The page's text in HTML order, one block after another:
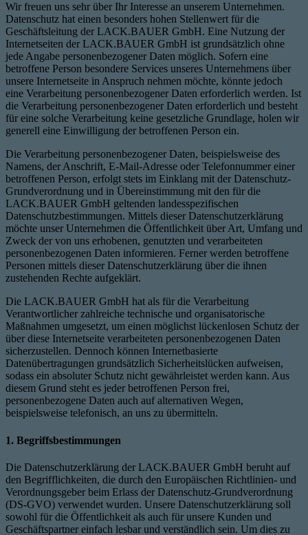
Wir freuen uns sehr über Ihr Interesse an unserem Unternehmen.
Datenschutz hat einen besonders hohen Stellenwert für die
Geschäftsleitung der LACK.BAUER GmbH. Eine Nutzung der
Internetseiten der LACK.BAUER GmbH ist grundsätzlich ohne
jede Angabe personenbezogener Daten möglich. Sofern eine
betroffene Person besondere Services unseres Unternehmens über
unsere Internetseite in Anspruch nehmen möchte, könnte jedoch
eine Verarbeitung personenbezogener Daten erforderlich werden. Ist
die Verarbeitung personenbezogener Daten erforderlich und besteht
für eine solche Verarbeitung keine gesetzliche Grundlage, holen wir
generell eine Einwilligung der betroffenen Person ein.
Die Verarbeitung personenbezogener Daten, beispielsweise des
Namens, der Anschrift, E-Mail-Adresse oder Telefonnummer einer
betroffenen Person, erfolgt stets im Einklang mit der Datenschutz-
Grundverordnung und in Übereinstimmung mit den für die
LACK.BAUER GmbH geltenden landesspezifischen
Datenschutzbestimmungen. Mittels dieser Datenschutzerklärung
möchte unser Unternehmen die Öffentlichkeit über Art, Umfang und
Zweck der von uns erhobenen, genutzten und verarbeiteten
personenbezogenen Daten informieren. Ferner werden betroffene
Personen mittels dieser Datenschutzerklärung über die ihnen
zustehenden Rechte aufgeklärt.
Die LACK.BAUER GmbH hat als für die Verarbeitung
Verantwortlicher zahlreiche technische und organisatorische
Maßnahmen umgesetzt, um einen möglichst lückenlosen Schutz der
über diese Internetseite verarbeiteten personenbezogenen Daten
sicherzustellen. Dennoch können Internetbasierte
Datenübertragungen grundsätzlich Sicherheitslücken aufweisen,
sodass ein absoluter Schutz nicht gewährleistet werden kann. Aus
diesem Grund steht es jeder betroffenen Person frei,
personenbezogene Daten auch auf alternativen Wegen,
beispielsweise telefonisch, an uns zu übermitteln.
1. Begriffsbestimmungen
Die Datenschutzerklärung der LACK.BAUER GmbH beruht auf
den Begrifflichkeiten, die durch den Europäischen Richtlinien- und
Verordnungsgeber beim Erlass der Datenschutz-Grundverordnung
(DS-GVO) verwendet wurden. Unsere Datenschutzerklärung soll
sowohl für die Öffentlichkeit als auch für unsere Kunden und
Geschäftspartner einfach lesbar und verständlich sein. Um dies zu